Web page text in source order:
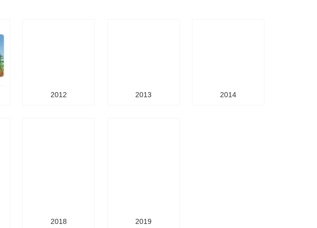
2012 2013 2014
2018 2019